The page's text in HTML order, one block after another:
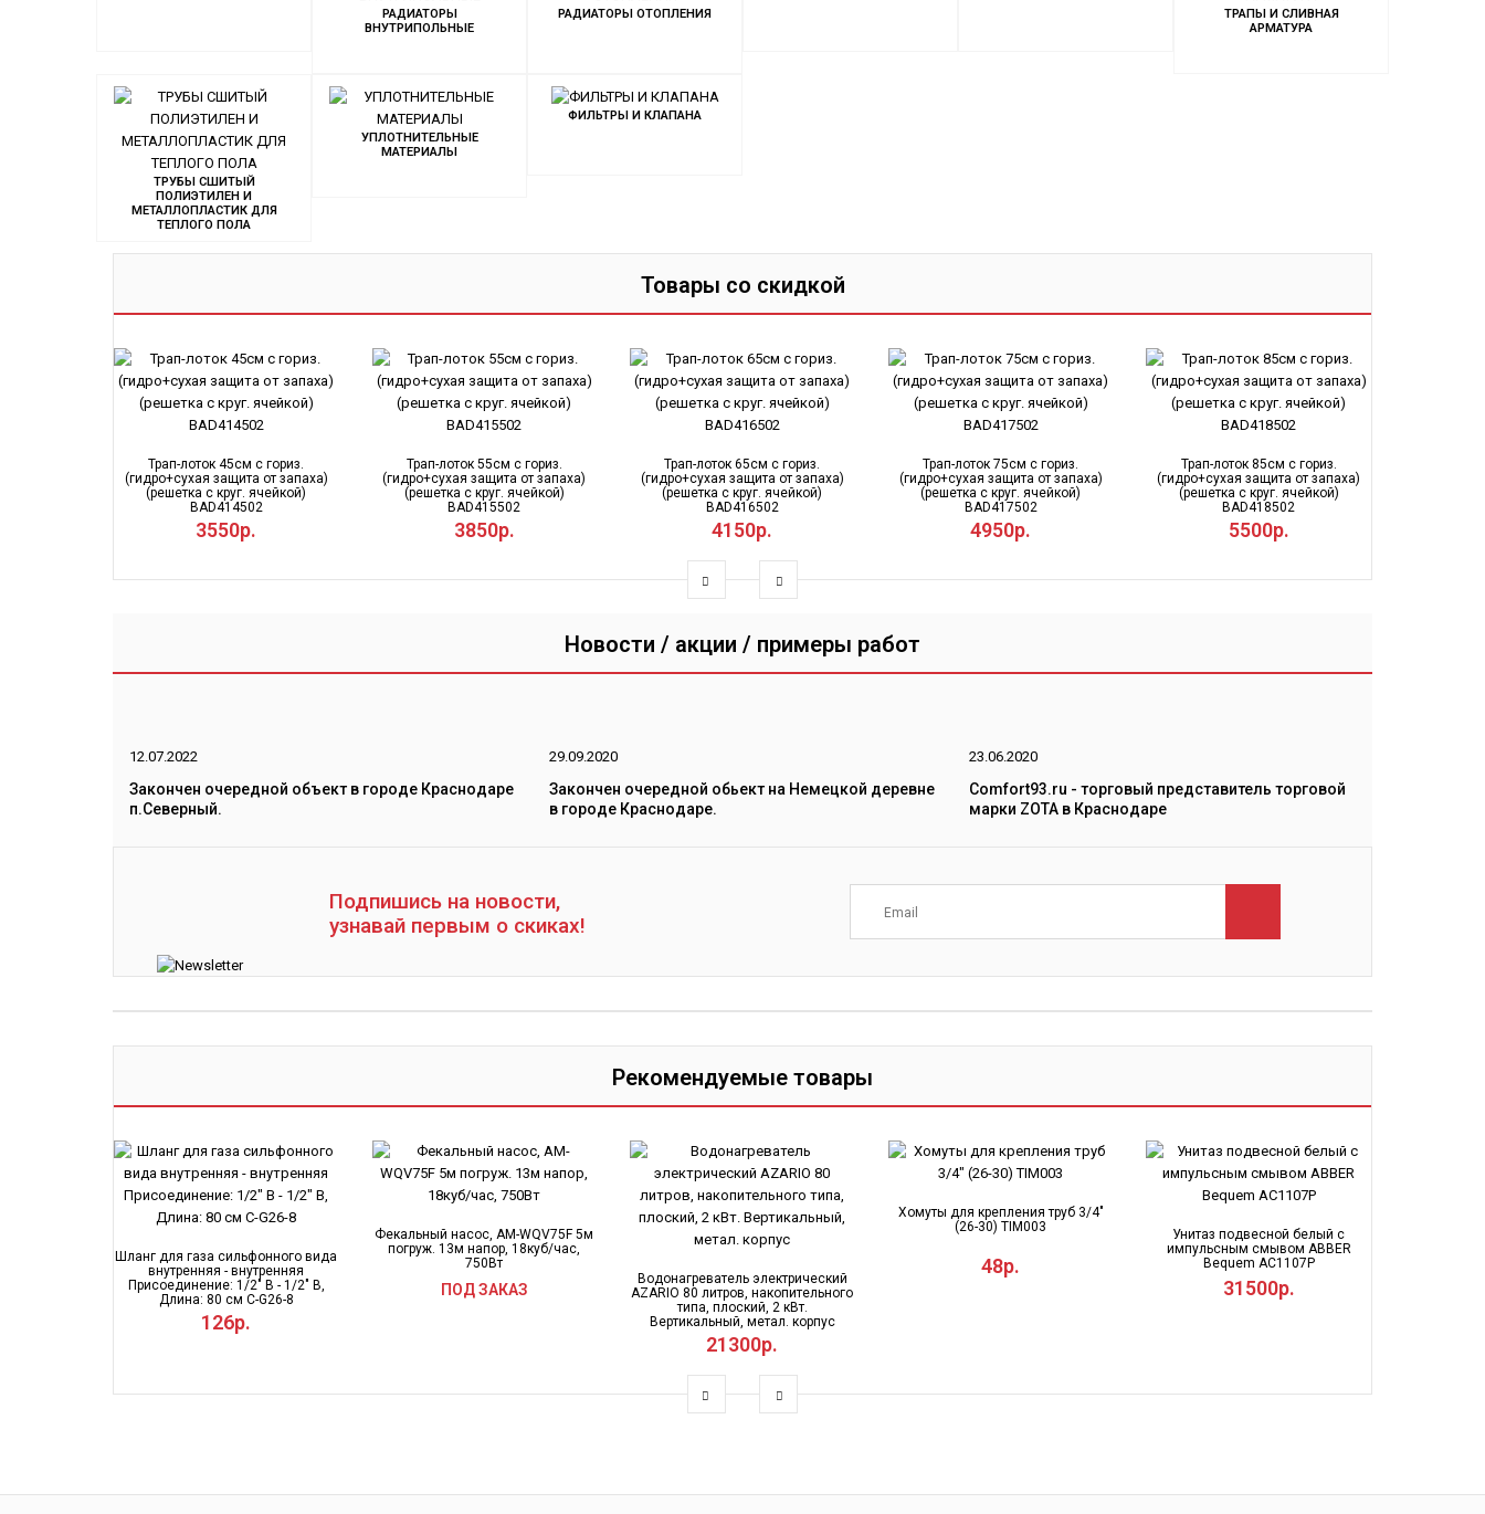
РАДИАТОРЫ
ВНУТРИПОЛЬНЫЕ
РАДИАТОРЫ ОТОПЛЕНИЯ
ТРАПЫ И СЛИВНАЯ
АРМАТУРА
ТРУБЫ СШИТЫЙ
ПОЛИЭТИЛЕН И
МЕТАЛЛОПЛАСТИК ДЛЯ
ТЕПЛОГО ПОЛА
УПЛОТНИТЕЛЬНЫЕ
МАТЕРИАЛЫ
ФИЛЬТРЫ И КЛАПАНА
Товары со скидкой
Трап-лоток 45см с гориз.
(гидро+сухая защита от запаха)
(решетка с круг. ячейкой)
BAD414502
3550р.
Трап-лоток 55см с гориз.
(гидро+сухая защита от запаха)
(решетка с круг. ячейкой)
BAD415502
3850р.
Трап-лоток 65см с гориз.
(гидро+сухая защита от запаха)
(решетка с круг. ячейкой)
BAD416502
4150р.
Трап-лоток 75см с гориз.
(гидро+сухая защита от запаха)
(решетка с круг. ячейкой)
BAD417502
4950р.
Трап-лоток 85см с гориз.
(гидро+сухая защита от запаха)
(решетка с круг. ячейкой)
BAD418502
5500р.
Новости / акции / примеры работ
12.07.2022
Закончен очередной объект в городе Краснодаре
п.Северный.
29.09.2020
Закончен очередной обьект на Немецкой деревне
в городе Краснодаре.
23.06.2020
Comfort93.ru - торговый представитель торговой
марки ZOTA в Краснодаре
Подпишись на новости,
узнавай первым о скиках!
Рекомендуемые товары
Шланг для газа сильфонного вида
внутренняя - внутренняя
Присоединение: 1/2" В - 1/2" В,
Длина: 80 см C-G26-8
126р.
Фекальный насос, AM-WQV75F 5м
погруж. 13м напор, 18куб/час,
750Вт
ПОД ЗАКАЗ
Водонагреватель электрический
AZARIO 80 литров, накопительного
типа, плоский, 2 кВт.
Вертикальный, метал. корпус
21300р.
Хомуты для крепления труб 3/4"
(26-30) TIM003
48р.
Унитаз подвесной белый с
импульсным смывом ABBER
Bequem AC1107P
31500р.